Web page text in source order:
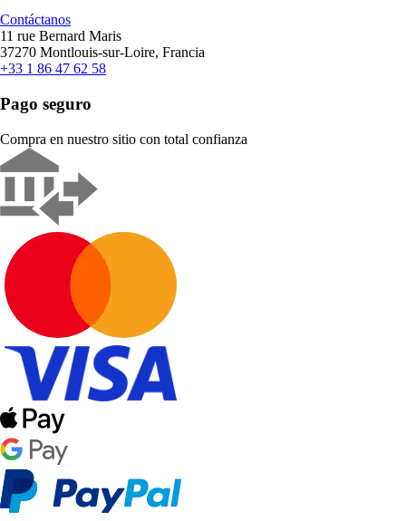
Contáctanos
11 rue Bernard Maris
37270 Montlouis-sur-Loire, Francia
+33 1 86 47 62 58
Pago seguro
Compra en nuestro sitio con total confianza